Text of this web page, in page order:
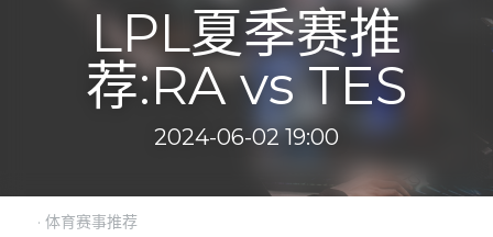
LPL夏季赛推
荐:RA vs TES
2024-06-02 19:00
· 体育赛事推荐